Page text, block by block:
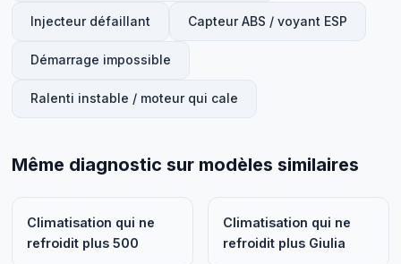
Injecteur défaillant Capteur ABS / voyant ESP
Démarrage impossible
Ralenti instable / moteur qui cale
Même diagnostic sur modèles similaires
Climatisation qui ne
refroidit plus 500
Climatisation qui ne
refroidit plus Giulia